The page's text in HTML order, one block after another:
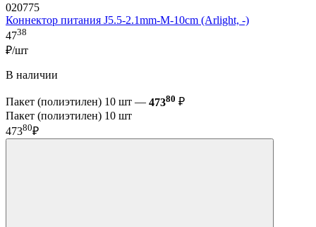
020775
Коннектор питания J5.5-2.1mm-M-10cm (Arlight, -)
4738
₽/шт
В наличии
Пакет (полиэтилен) 10 шт — 47380 ₽
Пакет (полиэтилен) 10 шт
47380₽